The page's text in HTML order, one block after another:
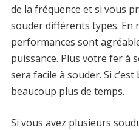
de la fréquence et si vous
souder différents types. En
performances sont
puissance. Plus votre fer à
sera facile à souder. Si
beaucoup plus de temps.
Si vous avez plusieurs